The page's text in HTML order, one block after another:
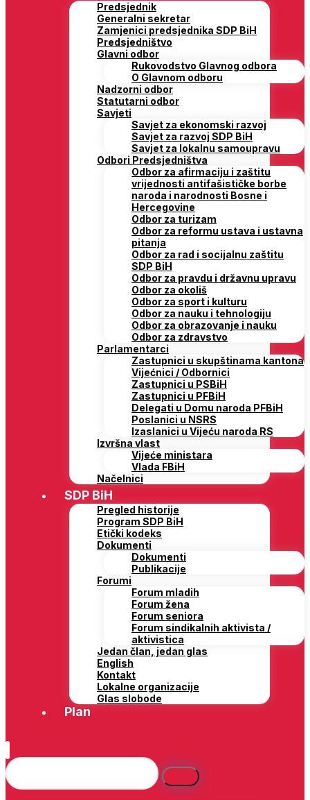
Predsjednik
Generalni sekretar
Zamjenici predsjednika SDP BiH
Predsjedništvo
Glavni odbor
Rukovodstvo Glavnog odbora
O Glavnom odboru
Nadzorni odbor
Statutarni odbor
Savjeti
Savjet za ekonomski razvoj
Savjet za razvoj SDP BiH
Savjet za lokalnu samoupravu
Odbori Predsjedništva
Odbor za afirmaciju i zaštitu
vrijednosti antifašističke borbe
naroda i narodnosti Bosne i
Hercegovine
Odbor za turizam
Odbor za reformu ustava i ustavna
pitanja
Odbor za rad i socijalnu zaštitu
SDP BiH
Odbor za pravdu i državnu upravu
Odbor za okoliš
Odbor za sport i kulturu
Odbor za nauku i tehnologiju
Odbor za obrazovanje i nauku
Odbor za zdravstvo
Parlamentarci
Zastupnici u skupštinama kantona
Vijećnici / Odbornici
Zastupnici u PSBiH
Zastupnici u PFBiH
Delegati u Domu naroda PFBiH
Poslanici u NSRS
Izaslanici u Vijeću naroda RS
Izvršna vlast
Vijeće ministara
Vlada FBiH
Načelnici
SDP BiH
Pregled historije
Program SDP BiH
Etički kodeks
Dokumenti
Dokumenti
Publikacije
Forumi
Forum mladih
Forum žena
Forum seniora
Forum sindikalnih aktivista /
aktivistica
Jedan član, jedan glas
English
Kontakt
Lokalne organizacije
Glas slobode
Plan